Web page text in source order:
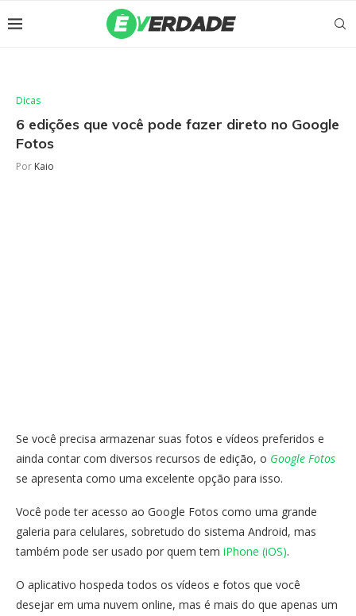
Dicas
6 edições que você pode fazer direto no Google
Fotos
Por Kaio
Se você precisa armazenar suas fotos e vídeos preferidos e
ainda contar com diversos recursos de edição, o Google Fotos
se apresenta como uma excelente opção para isso.
Você pode ter acesso ao Google Fotos como uma grande
galeria para celulares, sobretudo do sistema Android, mas
também pode ser usado por quem tem iPhone (iOS).
O aplicativo hospeda todos os vídeos e fotos que você
desejar em uma nuvem online, mas é mais do que apenas um